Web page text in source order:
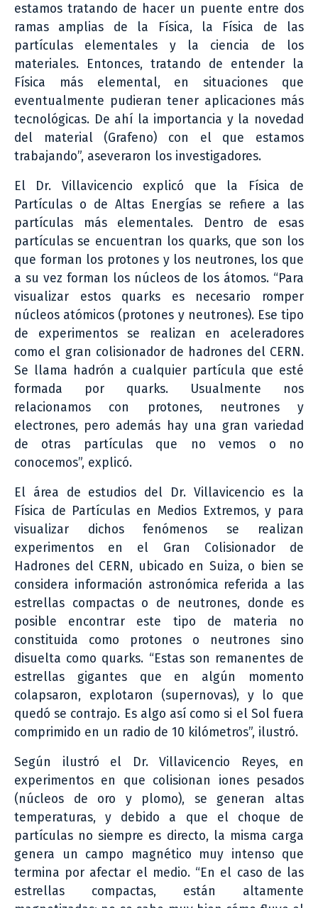
estamos tratando de hacer un puente entre dos
ramas amplias de la Física, la Física de las
partículas elementales y la ciencia de los
materiales. Entonces, tratando de entender la
Física más elemental, en situaciones que
eventualmente pudieran tener aplicaciones más
tecnológicas. De ahí la importancia y la novedad
del material (Grafeno) con el que estamos
trabajando”, aseveraron los investigadores.
El Dr. Villavicencio explicó que la Física de
Partículas o de Altas Energías se refiere a las
partículas más elementales. Dentro de esas
partículas se encuentran los quarks, que son los
que forman los protones y los neutrones, los que
a su vez forman los núcleos de los átomos. “Para
visualizar estos quarks es necesario romper
núcleos atómicos (protones y neutrones). Ese tipo
de experimentos se realizan en aceleradores
como el gran colisionador de hadrones del CERN.
Se llama hadrón a cualquier partícula que esté
formada por quarks. Usualmente nos
relacionamos con protones, neutrones y
electrones, pero además hay una gran variedad
de otras partículas que no vemos o no
conocemos”, explicó.
El área de estudios del Dr. Villavicencio es la
Física de Partículas en Medios Extremos, y para
visualizar dichos fenómenos se realizan
experimentos en el Gran Colisionador de
Hadrones del CERN, ubicado en Suiza, o bien se
considera información astronómica referida a las
estrellas compactas o de neutrones, donde es
posible encontrar este tipo de materia no
constituida como protones o neutrones sino
disuelta como quarks. “Estas son remanentes de
estrellas gigantes que en algún momento
colapsaron, explotaron (supernovas), y lo que
quedó se contrajo. Es algo así como si el Sol fuera
comprimido en un radio de 10 kilómetros”, ilustró.
Según ilustró el Dr. Villavicencio Reyes, en
experimentos en que colisionan iones pesados
(núcleos de oro y plomo), se generan altas
temperaturas, y debido a que el choque de
partículas no siempre es directo, la misma carga
genera un campo magnético muy intenso que
termina por afectar el medio. “En el caso de las
estrellas compactas, están altamente